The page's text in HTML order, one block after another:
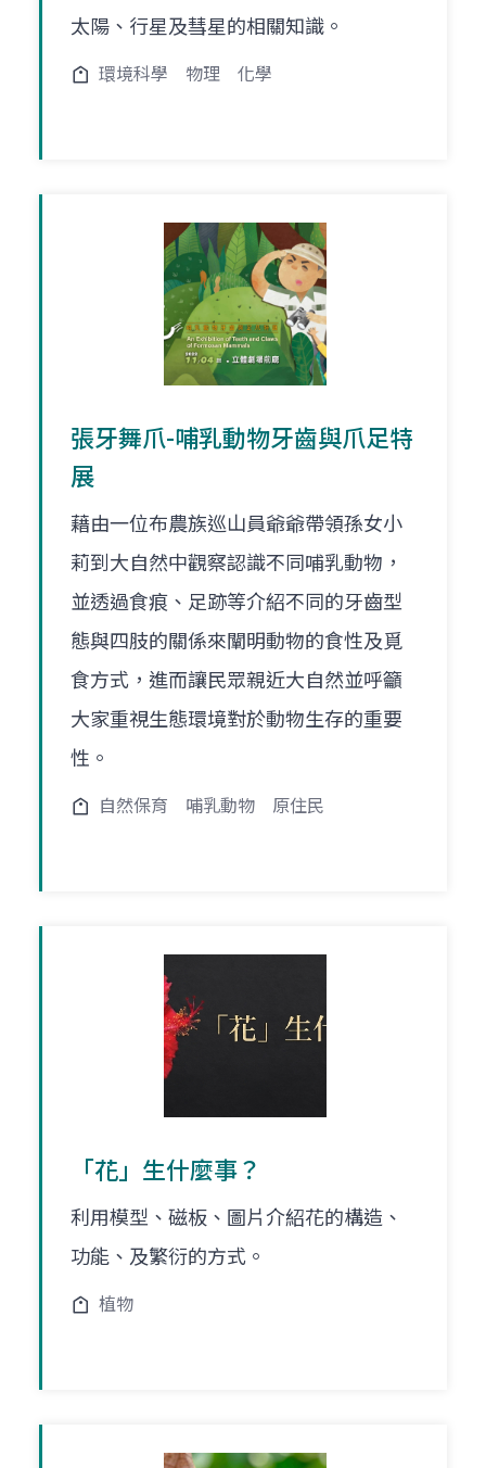
太陽、行星及彗星的相關知識。
環境科學 物理 化學
張牙舞爪-哺乳動物牙齒與爪足特
展
藉由一位布農族巡山員爺爺帶領孫女小
莉到大自然中觀察認識不同哺乳動物，
並透過食痕、足跡等介紹不同的牙齒型
態與四肢的關係來闡明動物的食性及覓
食方式，進而讓民眾親近大自然並呼籲
大家重視生態環境對於動物生存的重要
性。
自然保育 哺乳動物 原住民
「花」生什麼事？
利用模型、磁板、圖片介紹花的構造、
功能、及繁衍的方式。
植物